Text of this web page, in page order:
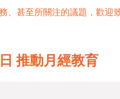
甚至所關注的議題，歡迎
推動月經教育